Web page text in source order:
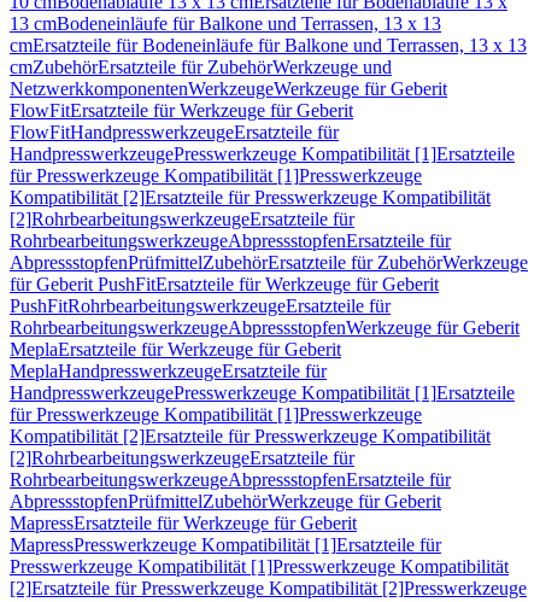
13 cmBodeneinläufe für Balkone und Terrassen, 13 x 13
cmErsatzteile für Bodeneinläufe für Balkone und Terrassen, 13 x 13
cmZubehörErsatzteile für ZubehörWerkzeuge und
NetzwerkkomponentenWerkzeugeWerkzeuge für Geberit
FlowFitErsatzteile für Werkzeuge für Geberit
FlowFitHandpresswerkzeugeErsatzteile für
HandpresswerkzeugePresswerkzeuge Kompatibilität [1]Ersatzteile
für Presswerkzeuge Kompatibilität [1]Presswerkzeuge
Kompatibilität [2]Ersatzteile für Presswerkzeuge Kompatibilität
[2]RohrbearbeitungswerkzeugeErsatzteile für
RohrbearbeitungswerkzeugeAbpressstopfenErsatzteile für
AbpressstopfenPrüfmittelZubehörErsatzteile für ZubehörWerkzeuge
für Geberit PushFitErsatzteile für Werkzeuge für Geberit
PushFitRohrbearbeitungswerkzeugeErsatzteile für
RohrbearbeitungswerkzeugeAbpressstopfenWerkzeuge für Geberit
MeplaErsatzteile für Werkzeuge für Geberit
MeplaHandpresswerkzeugeErsatzteile für
HandpresswerkzeugePresswerkzeuge Kompatibilität [1]Ersatzteile
für Presswerkzeuge Kompatibilität [1]Presswerkzeuge
Kompatibilität [2]Ersatzteile für Presswerkzeuge Kompatibilität
[2]RohrbearbeitungswerkzeugeErsatzteile für
RohrbearbeitungswerkzeugeAbpressstopfenErsatzteile für
AbpressstopfenPrüfmittelZubehörWerkzeuge für Geberit
MapressErsatzteile für Werkzeuge für Geberit
MapressPresswerkzeuge Kompatibilität [1]Ersatzteile für
Presswerkzeuge Kompatibilität [1]Presswerkzeuge Kompatibilität
[2]Ersatzteile für Presswerkzeuge Kompatibilität [2]Presswerkzeuge